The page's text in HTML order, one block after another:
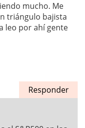
mucho. Me
triángulo bajista
leo por ahí gente
Responder